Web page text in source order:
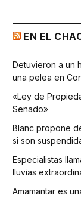
EN EL
Detuvieron a un
una pelea en
«Ley de
Senado»
Blanc propone
si son
Especialistas
lluvias
Amamantar es